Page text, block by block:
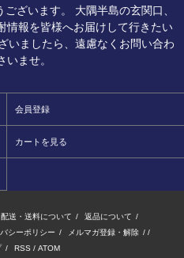
ざいます。 大隅半島の玄関口、
情報を皆様へお届けして行きたい
いましたら、遠慮なくお問い合わ
いませ。
会員登録
カートを見る
配送・送料について / 返品について /
シーポリシー / メルマガ登録・解除 / /
/ RSS / ATOM